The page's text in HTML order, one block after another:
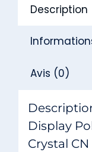
Crystal
Description
Avis (0)
Display
Crystal CN